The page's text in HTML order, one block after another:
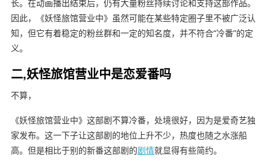
长。在动画播出结束后，仍有大量粉丝持续讨论和支持这部作品。
因此，《妖怪旅馆营业中》虽然可能在某些特定圈子里不被广泛认
知，但它有着稳定的粉丝群和一定的知名度，并不符合“冷番”的定
义。
二,妖怪旅馆营业中是恋爱番吗
不算，
《妖怪旅馆营业中》这部剧不算冷番，处境很好，因为是爱奇艺独
家发布。这一下子让这部剧的地位上升不少，热度也随之水涨船
高。但是相比于别的新番这部剧的剧情就显得有些简约。